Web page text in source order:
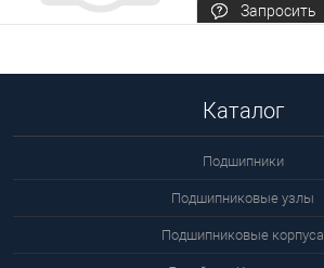
Запросить
Каталог
Подшипники
Подшипниковые узлы
Подшипниковые корпуса